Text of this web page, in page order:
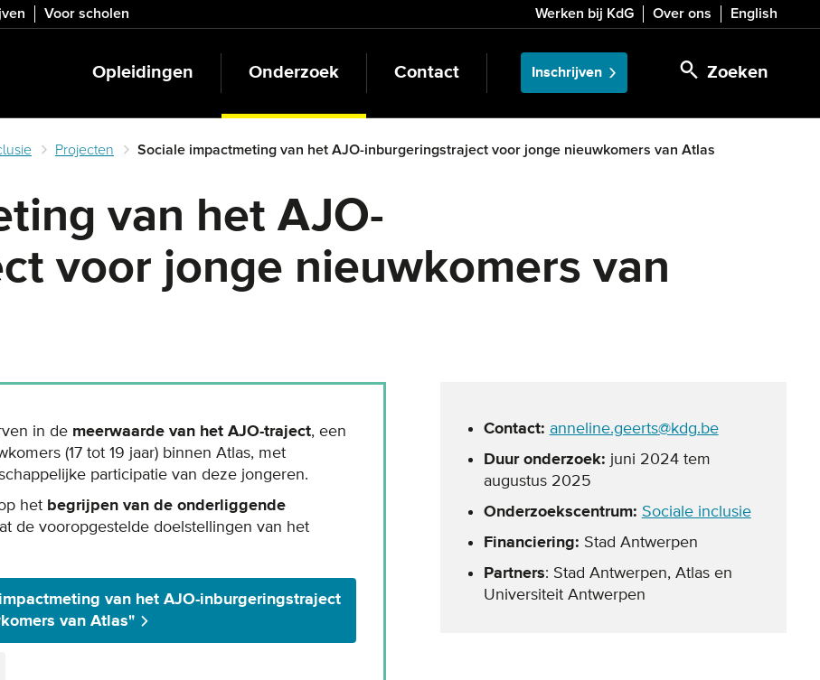
Voor scholen Werken bij KdG Over ons English
Zoeken
Opleidingen Onderzoek Contact Inschrijven
Projecten Sociale impactmeting van het AJO-inburgeringstraject voor jonge nieuwkomers van Atlas
van het AJO-
voor jonge nieuwkomers van
in de meerwaarde van het AJO-traject, een
(17 tot 19 jaar) binnen Atlas, met
participatie van deze jongeren.
het begrijpen van de onderliggende
de vooropgestelde doelstellingen van het
van het AJO-inburgeringstraject
van Atlas"
Contact: anneline.geerts@kdg.be
Duur onderzoek: juni 2024 tem
augustus 2025
Onderzoekscentrum: Sociale inclusie
Financiering: Stad Antwerpen
Partners: Stad Antwerpen, Atlas en
Universiteit Antwerpen